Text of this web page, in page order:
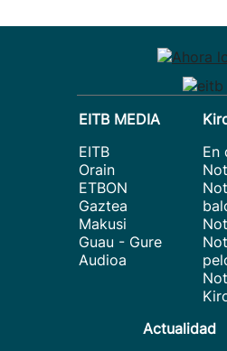
EITB MEDIA
EITB
Orain
ETBON
Gaztea
Makusi
Guau - Gure
Audioa
En
Actualidad